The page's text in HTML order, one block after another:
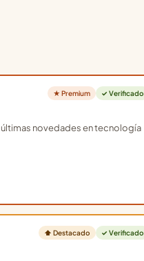
★ Premium ✓ Verificado
novedades en tecnología
⬆ Destacado ✓ Verificado